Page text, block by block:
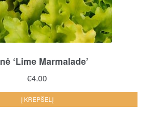
‘Lime Marmalade’
€4.00
Į KREPŠELĮ